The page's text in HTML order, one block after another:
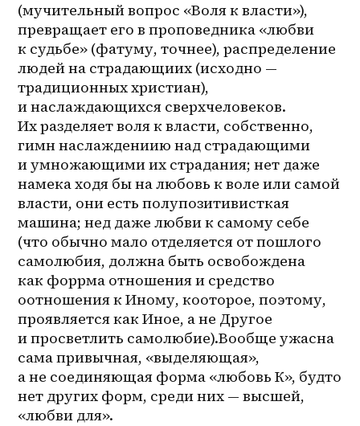
(мучительный вопрос «Воля к власти»),
превращает его в проповедника «любви
к судьбе» (фатуму, точнее), распределение
людей на страдающиих (исходно —
традиционных христиан),
и наслаждающихся сверхчеловеков.
Их разделяет воля к власти, собственно,
гимн наслаждениию над страдающими
и умножающими их страдания; нет даже
намека ходя бы на любовь к воле или самой
власти, они есть полупозитивисткая
машина; нед даже любви к самому себе
(что обычно мало отделяется от пошлого
самолюбия, должна быть освобождена
как форрма отношения и средство
оотношения к Иному, кооторое, поэтому,
проявляется как Иное, а не Другое
и просветлить самолюбие).Вообще ужасна
сама привычная, «выделяющая»,
а не соединяющая форма «любовь К», будто
нет других форм, среди них — высшей,
«любви для».